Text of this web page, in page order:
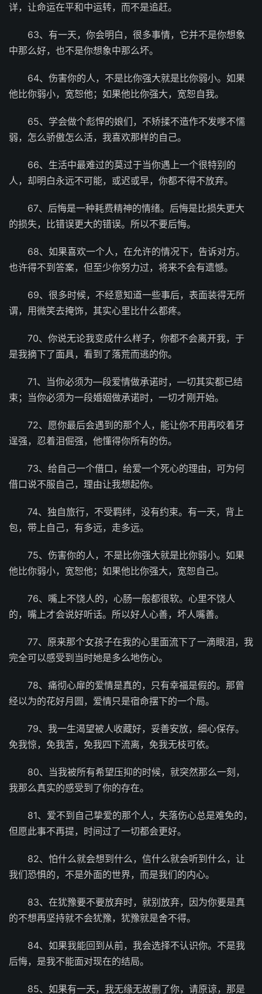
详，让命运在平和中运转，而不是追赶。
63、有一天，你会明白，很多事情，它并不是你想象
中那么好，也不是你想象中那么坏。
64、伤害你的人，不是比你强大就是比你弱小。如果
他比你弱小，宽恕他；如果他比你强大，宽恕自我。
65、学会做个彪悍的娘们，不矫揉不造作不发嗲不懦
弱，怎么骄傲怎么活，我喜欢那样的自己。
66、生活中最难过的莫过于当你遇上一个很特别的
人，却明白永远不可能，或迟或早，你都不得不放弃。
67、后悔是一种耗费精神的情绪。后悔是比损失更大
的损失，比错误更大的错误。所以不要后悔。
68、如果喜欢一个人，在允许的情况下，告诉对方。
也许得不到答案，但至少你努力过，将来不会有遗憾。
69、很多时候，不经意知道一些事后，表面装得无所
谓，用微笑去掩饰，其实心里比什么都疼。
70、你说无论我变成什么样子，你都不会离开我，于
是我摘下了面具，看到了落荒而逃的你。
71、当你必须为—段爱情做承诺时，—切其实都已结
束；当你必须为一段婚姻做承诺时，一切才刚开始。
72、愿你最后会遇到的那个人，能让你不用再咬着牙
逞强，忍着泪倔强，他懂得你所有的伤。
73、给自己一个借口，给爱一个死心的理由，可为何
借口说不服自己，理由让我想起你。
74、独自旅行，不受羁绊，没有约束。有一天，背上
包，带上自己，有多远，走多远。
75、伤害你的人，不是比你强大就是比你弱小。如果
他比你弱小，宽恕他；如果他比你强大，宽恕自己。
76、嘴上不饶人的，心肠一般都很软。心里不饶人
的，嘴上才会说好听话。所以好人心善，坏人嘴善。
77、原来那个女孩子在我的心里面流下了一滴眼泪，我
完全可以感受到当时她是多么地伤心。
78、痛彻心扉的爱情是真的，只有幸福是假的。那曾
经以为的花好月圆，爱情只是宿命摆下的一个局。
79、我一生渴望被人收藏好，妥善安放，细心保存。
免我惊，免我苦，免我四下流离，免我无枝可依。
80、当我被所有希望压抑的时候，就突然那么一刻，
我那么真实的感受到了你的存在。
81、爱不到自己挚爱的那个人，失落伤心总是难免的，
但愿此事不再提，时间过了一切都会更好。
82、怕什么就会想到什么，信什么就会听到什么，让
我们恐惧的，不是外面的世界，而是我们的内心。
83、在犹豫要不要放弃时，就别放弃，因为你要是真
的不想再坚持就不会犹豫，犹豫就是舍不得。
84、如果我能回到从前，我会选择不认识你。不是我
后悔，是我不能面对现在的结局。
85、如果有一天，我无缘无故删了你，请原谅，那是